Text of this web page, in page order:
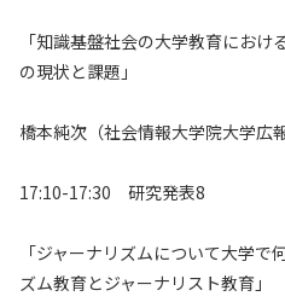
「知識基盤社会の大学教育にお
の現状と課題」
橋本純次（社会情報大学院大学広
17:10-17:30 研究発表8
「ジャーナリズムについて大学で
ズム教育とジャーナリスト教育」